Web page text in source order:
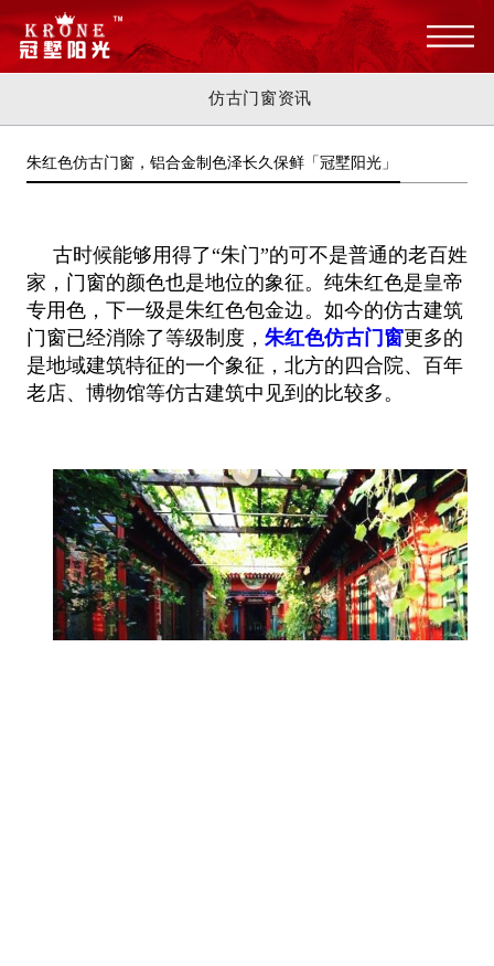
仿古门窗资讯
朱红色仿古门窗，铝合金制色泽长久保鲜「冠墅阳光」
古时候能够用得了“朱门”的可不是普通的老百姓
家，门窗的颜色也是地位的象征。纯朱红色是皇帝
专用色，下一级是朱红色包金边。如今的仿古建筑
门窗已经消除了等级制度， 朱红色仿古门窗更多的
是地域建筑特征的一个象征，北方的四合院、百年
老店、博物馆等仿古建筑中见到的比较多。